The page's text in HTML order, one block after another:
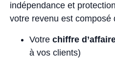
indépendance et
votre revenu est composé
Votre chiffre
à vos clients)